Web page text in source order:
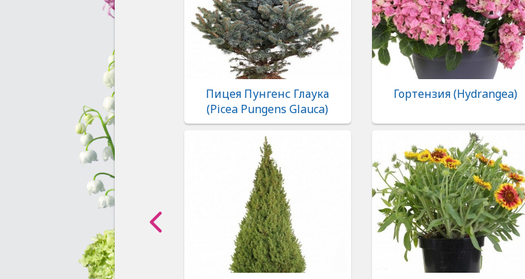
Пицея Пунгенс Глаука
(Picea Pungens Glauca)
Гортензия (Hydrangea)